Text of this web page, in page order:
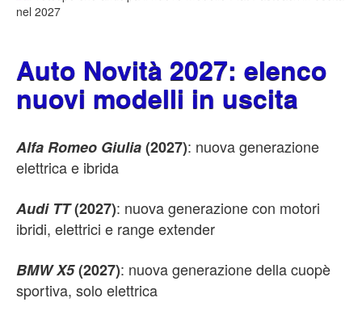
Auto Novità 2027: elenco
nuovi modelli in uscita
Alfa Romeo Giulia(2027): nuova generazione
elettrica e ibrida
Audi TT(2027): nuova generazione con motori
ibridi, elettrici e range extender
BMW X5(2027): nuova generazione della cuopè
sportiva, solo elettrica